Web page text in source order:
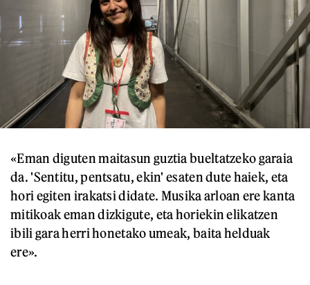
«Eman diguten maitasun guztia bueltatzeko garaia
da. 'Sentitu, pentsatu, ekin' esaten dute haiek, eta
hori egiten irakatsi didate. Musika arloan ere kanta
mitikoak eman dizkigute, eta horiekin elikatzen
ibili gara herri honetako umeak, baita helduak
ere».